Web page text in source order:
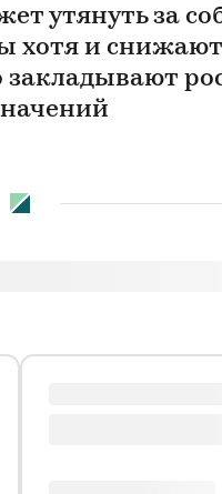
утянуть за
хотя и
закладывают